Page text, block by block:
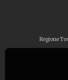
Regione